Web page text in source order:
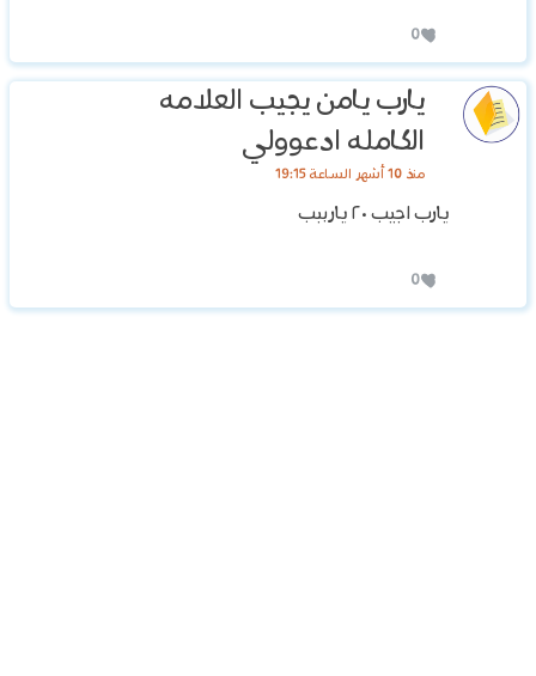
0
يارب يامن يجيب العلامه
الكامله ادعوولي
منذ 10 أشهر الساعة 19:15
يارب اجيب ٢٠ يارببب
0